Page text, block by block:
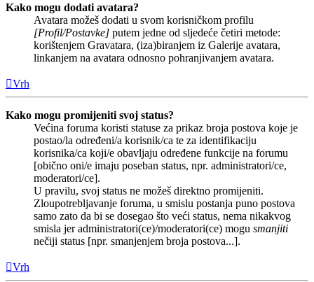
Kako mogu dodati avatara?
Avatara možeš dodati u svom korisničkom profilu
[Profil/Postavke] putem jedne od sljedeće četiri metode:
korištenjem Gravatara, (iza)biranjem iz Galerije avatara,
linkanjem na avatara odnosno pohranjivanjem avatara.
Vrh
Kako mogu promijeniti svoj status?
Većina foruma koristi statuse za prikaz broja postova koje je
postao/la određeni/a korisnik/ca te za identifikaciju
korisnika/ca koji/e obavljaju određene funkcije na forumu
[obično oni/e imaju poseban status, npr. administratori/ce,
moderatori/ce].
U pravilu, svoj status ne možeš direktno promijeniti.
Zloupotrebljavanje foruma, u smislu postanja puno postova
samo zato da bi se dosegao što veći status, nema nikakvog
smisla jer administratori(ce)/moderatori(ce) mogu smanjiti
nečiji status [npr. smanjenjem broja postova...].
Vrh